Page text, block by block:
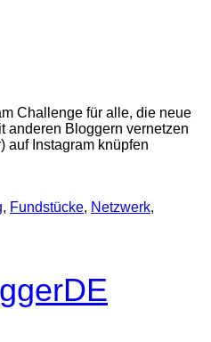
Challenge für alle, die neue
anderen Bloggern vernetzen
auf Instagram knüpfen
, Fundstücke, Netzwerk,